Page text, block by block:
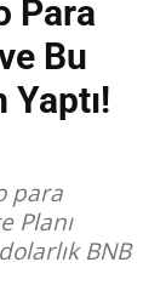
Para
Bu
para
Planı
BNB